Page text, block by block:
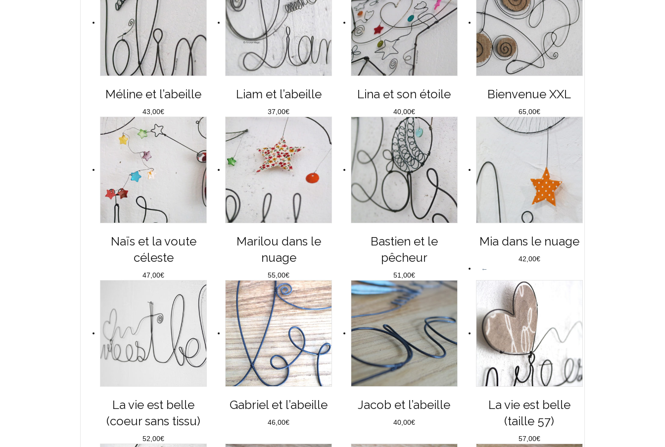
Méline et l’abeille
43,00€
Liam et l’abeille
37,00€
Lina et son étoile
40,00€
Bienvenue XXL
65,00€
Naïs et la voute
céleste
47,00€
Marilou dans le
nuage
55,00€
Bastien et le
pêcheur
51,00€
Mia dans le nuage
42,00€
La vie est belle
(coeur sans tissu)
52,00€
Gabriel et l’abeille
46,00€
Jacob et l’abeille
40,00€
La vie est belle
(taille 57)
57,00€
←